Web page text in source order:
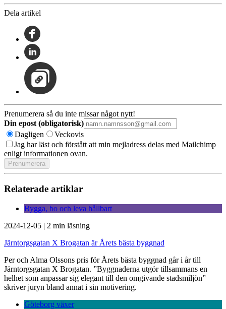
Dela artikel
Prenumerera så du inte missar något nytt!
Din epost (obligatorisk)
Dagligen
Veckovis
Jag har läst och förstått att min mejladress delas med Mailchimp
enligt informationen ovan.
Relaterade artiklar
Bygga, bo och leva hållbart
2024-12-05 | 2 min läsning
Järntorgsgatan X Brogatan är Årets bästa byggnad
Per och Alma Olssons pris för Årets bästa byggnad går i år till
Järntorgsgatan X Brogatan. ”Byggnaderna utgör tillsammans en
helhet som anpassar sig elegant till den omgivande stadsmiljön”
skriver juryn bland annat i sin motivering.
Göteborg växer